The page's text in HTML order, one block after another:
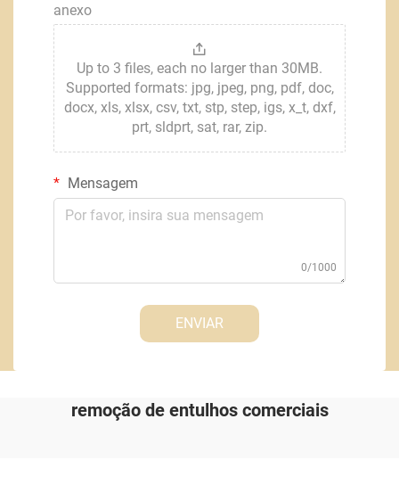
anexo
Up to 3 files, each no larger than 30MB.
Supported formats: jpg, jpeg, png, pdf, doc,
docx, xls, xlsx, csv, txt, stp, step, igs, x_t, dxf,
prt, sldprt, sat, rar, zip.
Mensagem
0/1000
ENVIAR
remoção de entulhos comerciais